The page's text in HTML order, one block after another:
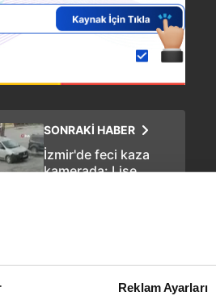
Reklam Ayarları
SONRAKİ HABER
İzmir'de feci kaza
kamerada: Lise